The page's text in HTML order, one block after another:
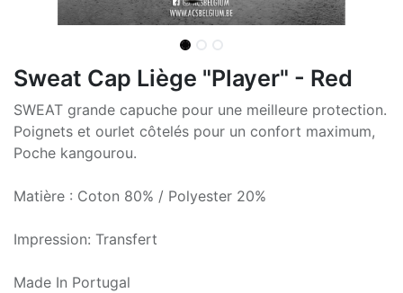
Sweat Cap Liège "Player" - Red
SWEAT grande capuche pour une meilleure protection.
Poignets et ourlet côtelés pour un confort maximum,
Poche kangourou.
Matière : Coton 80% / Polyester 20%
Impression: Transfert
Made In Portugal